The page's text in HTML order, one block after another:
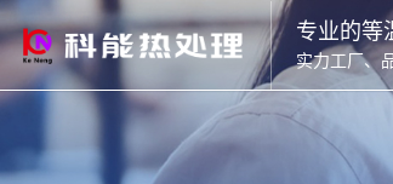
专业的等
实力工厂、